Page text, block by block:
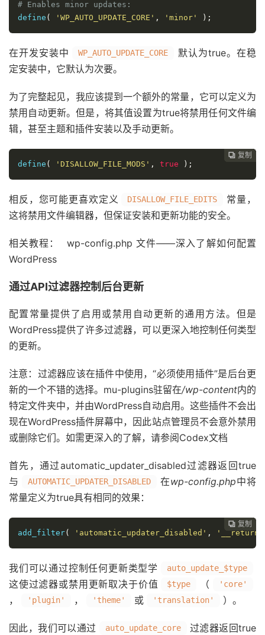
# Enables minor updates:
define ( 'WP_AUTO_UPDATE_CORE' , 'minor' );
在开发安装中 WP_AUTO_UPDATE_CORE
默认为true。在稳
定安装中，它默认为次要。
为了完整起见，我应该提到一个额外的常量，它可以定义为
禁用自动更新。但是，将其值设置为true将禁用任何文件编
辑，甚至主题和插件安装以及手动更新。
 复制
 复制
 复制
 复制
 复制
 复制
 复制
 复制
 复制
 复制
 复制
 复制
define ( 'DISALLOW_FILE_MODS' , true );
相反，您可能更喜欢定义 DISALLOW_FILE_EDITS
常量，
这将禁用文件编辑器，但保证安装和更新功能的安全。
相关教程： wp-config.php 文件——深入了解如何配置
WordPress
通过API过滤器控制后台更新
配置常量提供了启用或禁用自动更新的通用方法。但是
WordPress提供了许多过滤器，可以更深入地控制任何类型
的更新。
注意：过滤器应该在插件中使用，“必须使用插件”是后台更
新的一个不错的选择。mu-plugins驻留在/wp-content内的
特定文件夹中，并由WordPress自动启用。这些插件不会出
现在WordPress插件屏幕中，因此站点管理员不会意外禁用
或删除它们。如需更深入的了解，请参阅Codex文档
首先，通过automatic_updater_disabled过滤器返回true
与
AUTOMATIC_UPDATER_DISABLED 在wp-config.php中将
常量定义为true具有相同的效果：
 复制
 复制
 复制
 复制
 复制
 复制
 复制
 复制
 复制
 复制
 复制
add_filter( 'automatic_updater_disabled' ,
我们可以通过控制任何更新类型学 auto_update_$type
这使过滤器或禁用更新取决于价值 $type （ 'core'
， 'plugin' ， 'theme' 或 'translation' ）。
因此，我们可以通过 auto_update_core
过滤器返回true